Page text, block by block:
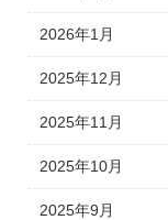
2026年1月
2025年12月
2025年11月
2025年10月
2025年9月